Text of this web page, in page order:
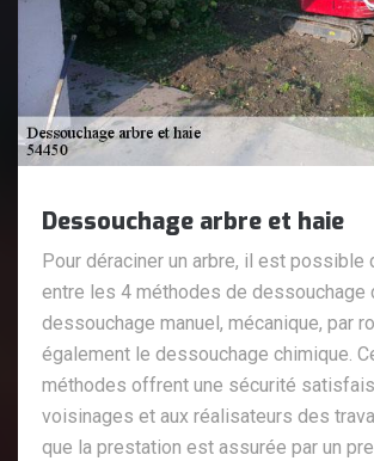
Dessouchage arbre et haie
Pour déraciner un arbre, il est possible
entre les 4 méthodes de dessouchage
dessouchage manuel, mécanique, par
également le dessouchage chimique.
méthodes offrent une sécurité
voisinages et aux réalisateurs des
que la prestation est assurée par un